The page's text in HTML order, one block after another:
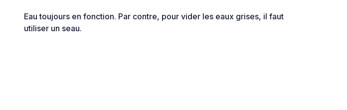
Eau toujours en fonction. Par contre, pour vider les eaux grises, il faut
utiliser un seau.